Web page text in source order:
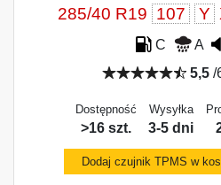
285/40 R19 107 Y
C A
5,5/
Dostępność
>16 szt.
Wysyłka
3-5 dni
Dodaj czujnik TPMS w